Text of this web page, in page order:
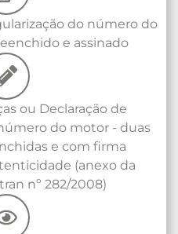
do número do
e assinado
ou Declaração de
do motor - duas
e com firma
(anexo da
nº 282/2008)